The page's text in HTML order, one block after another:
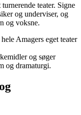
teater. Signe
og underviser, og
og voksne.
Amagers eget teater
og søger
og dramaturgi.